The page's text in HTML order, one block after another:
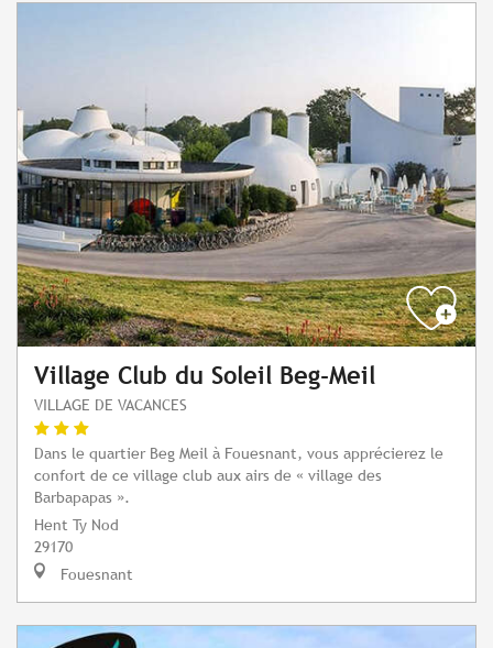
Village Club du Soleil Beg-Meil
VILLAGE DE VACANCES
Dans le quartier Beg Meil à Fouesnant, vous apprécierez le
confort de ce village club aux airs de « village des
Barbapapas ».
Hent Ty Nod
29170
Fouesnant